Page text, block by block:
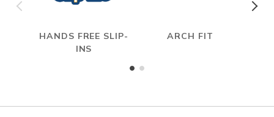
HANDS FREE SLIP-
INS
ARCH FIT